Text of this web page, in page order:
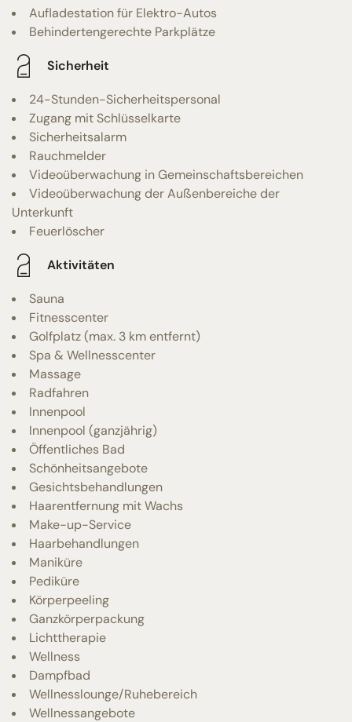
Aufladestation für Elektro-Autos
Behindertengerechte Parkplätze
Sicherheit
24-Stunden-Sicherheitspersonal
Zugang mit Schlüsselkarte
Sicherheitsalarm
Rauchmelder
Videoüberwachung in Gemeinschaftsbereichen
Videoüberwachung der Außenbereiche der
Unterkunft
Feuerlöscher
Aktivitäten
Sauna
Fitnesscenter
Golfplatz (max. 3 km entfernt)
Spa & Wellnesscenter
Massage
Radfahren
Innenpool
Innenpool (ganzjährig)
Öffentliches Bad
Schönheitsangebote
Gesichtsbehandlungen
Haarentfernung mit Wachs
Make-up-Service
Haarbehandlungen
Maniküre
Pediküre
Körperpeeling
Ganzkörperpackung
Lichttherapie
Wellness
Dampfbad
Wellnesslounge/Ruhebereich
Wellnessangebote